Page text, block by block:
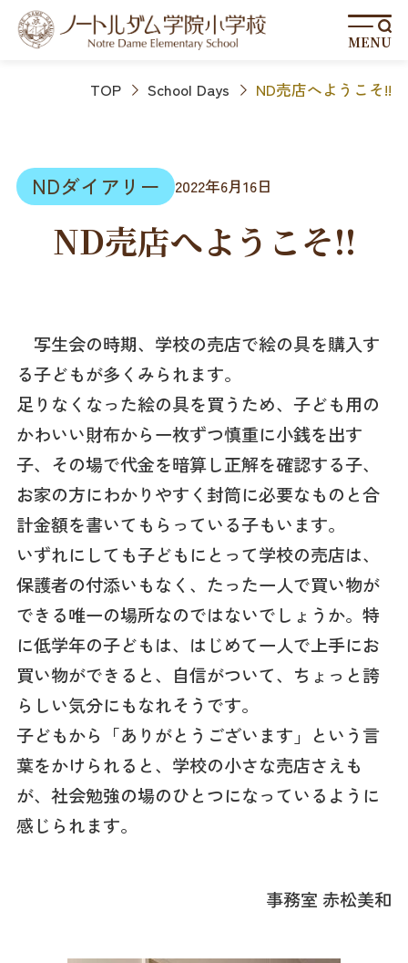
MENU
TOP School Days ND売店へようこそ!!
NDダイアリー 2022年6月16日
ND売店へようこそ!!
写生会の時期、学校の売店で絵の具を購入す
る子どもが多くみられます。
足りなくなった絵の具を買うため、子ども用の
かわいい財布から一枚ずつ慎重に小銭を出す
子、その場で代金を暗算し正解を確認する子、
お家の方にわかりやすく封筒に必要なものと合
計金額を書いてもらっている子もいます。
いずれにしても子どもにとって学校の売店は、
保護者の付添いもなく、たった一人で買い物が
できる唯一の場所なのではないでしょうか。特
に低学年の子どもは、はじめて一人で上手にお
買い物ができると、自信がついて、ちょっと誇
らしい気分にもなれそうです。
子どもから「ありがとうございます」という言
葉をかけられると、学校の小さな売店さえも
が、社会勉強の場のひとつになっているように
感じられます。
事務室 赤松美和